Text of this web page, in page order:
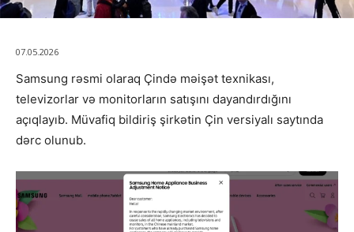
07.05.2026
Samsung rəsmi olaraq Çində məişət texnikası,
televizorlar və monitorların satışını dayandırdığını
açıqlayıb. Müvafiq bildiriş şirkətin Çin versiyalı saytında
dərc olunub.